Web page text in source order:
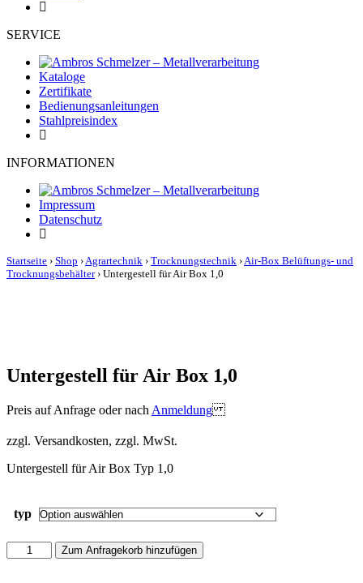
SERVICE
Kataloge
Zertifikate
Bedienungsanleitungen
Stahlpreisindex
INFORMATIONEN
Impressum
Datenschutz
Startseite › Shop ›Agrartechnik › Trocknungstechnik ›Air-Box Belüftungs- und
Trocknungsbehälter› Untergestell für Air Box 1,0
Untergestell für Air Box 1,0
Preis auf Anfrage oder nach Anmeldung
zzgl. Versandkosten, zzgl. MwSt.
Untergestell für Air Box Typ 1,0
typ
Untergestell
für
Zum Anfragekorb hinzufügen